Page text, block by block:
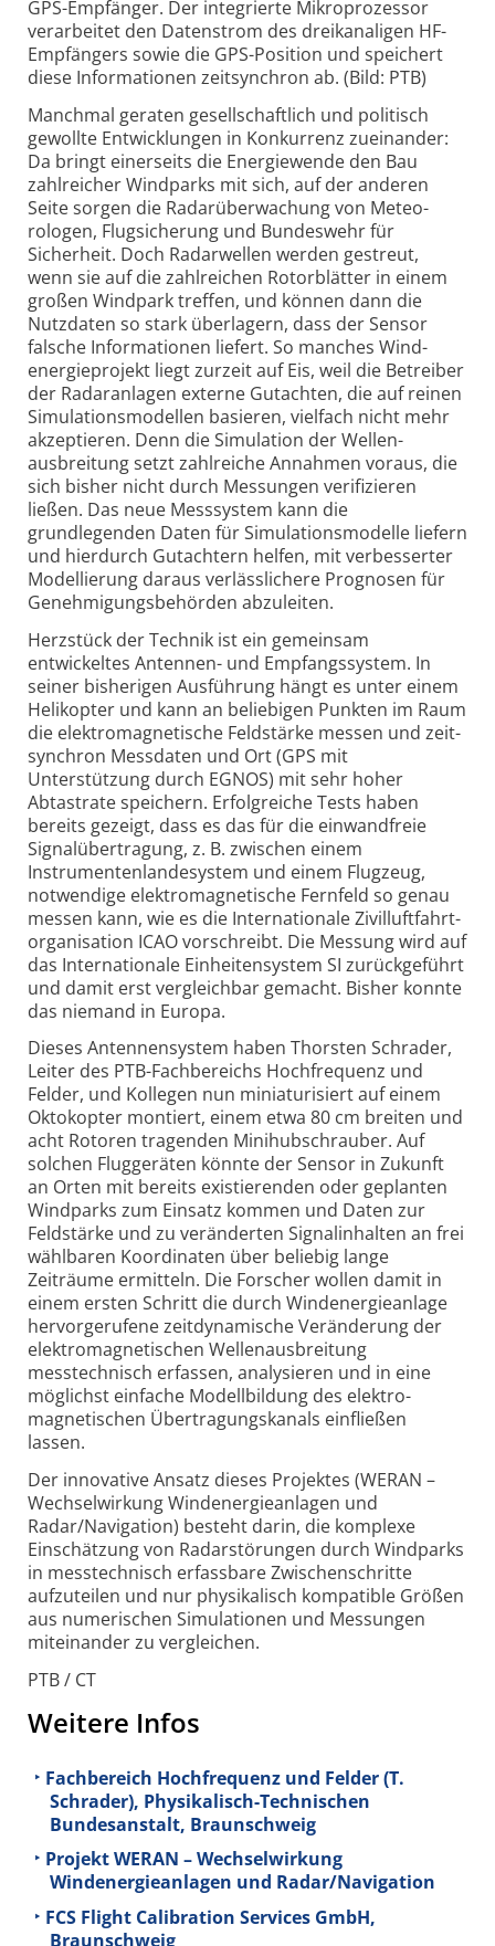
GPS-Empfänger. Der integrierte Mikroprozessor
verarbeitet den Datenstrom des dreikanaligen HF-
Empfängers sowie die GPS-Position und speichert
diese Informationen zeitsynchron ab. (Bild: PTB)
Manchmal geraten gesellschaftlich und politisch
gewollte Entwicklungen in Konkurrenz zueinander:
Da bringt einerseits die Energie­wende den Bau
zahlreicher Windparks mit sich, auf der anderen
Seite sorgen die Radar­überwachung von Meteo­
rologen, Flugsicherung und Bundeswehr für
Sicherheit. Doch Radarwellen werden gestreut,
wenn sie auf die zahlreichen Rotorblätter in einem
großen Windpark treffen, und können dann die
Nutzdaten so stark überlagern, dass der Sensor
falsche Informationen liefert. So manches Wind­
energie­projekt liegt zurzeit auf Eis, weil die Betreiber
der Radar­anlagen externe Gutachten, die auf reinen
Simulations­modellen basieren, vielfach nicht mehr
akzeptieren. Denn die Simulation der Wellen­
ausbreitung setzt zahlreiche Annahmen voraus, die
sich bisher nicht durch Messungen verifizieren
ließen. Das neue Mess­system kann die
grundlegenden Daten für Simulationsmodelle liefern
und hierdurch Gutachtern helfen, mit verbesserter
Modellierung daraus verlässlichere Prognosen für
Genehmigungs­behörden abzuleiten.
Herzstück der Technik ist ein gemeinsam
entwickeltes Antennen- und Empfangssystem. In
seiner bisherigen Ausführung hängt es unter einem
Helikopter und kann an beliebigen Punkten im Raum
die elektro­magnetische Feldstärke messen und zeit­
synchron Messdaten und Ort (GPS mit
Unterstützung durch EGNOS) mit sehr hoher
Abtastrate speichern. Erfolgreiche Tests haben
bereits gezeigt, dass es das für die einwandfreie
Signal­übertragung, z. B. zwischen einem
Instrumenten­landesystem und einem Flugzeug,
notwendige elektro­magnetische Fernfeld so genau
messen kann, wie es die Internationale Zivil­luftfahrt­
organisation ICAO vorschreibt. Die Messung wird auf
das Internationale Einheiten­system SI zurückgeführt
und damit erst vergleichbar gemacht. Bisher konnte
das niemand in Europa.
Dieses Antennen­system haben Thorsten Schrader,
Leiter des PTB-Fachbereichs Hochfrequenz und
Felder, und Kollegen nun miniaturisiert auf einem
Oktokopter montiert, einem etwa 80 cm breiten und
acht Rotoren tragenden Mini­hubschrauber. Auf
solchen Flug­geräten könnte der Sensor in Zukunft
an Orten mit bereits existierenden oder geplanten
Wind­parks zum Einsatz kommen und Daten zur
Feldstärke und zu veränderten Signal­inhalten an frei
wählbaren Koordinaten über beliebig lange
Zeiträume ermitteln. Die Forscher wollen damit in
einem ersten Schritt die durch Wind­energie­anlage
hervorgerufene zeit­dynamische Veränderung der
elektro­magnetischen Wellen­ausbreitung
messtechnisch erfassen, analysieren und in eine
möglichst einfache Modell­bildung des elektro­
magnetischen Übertragungs­kanals einfließen
lassen.
Der innovative Ansatz dieses Projektes (WERAN –
Wechsel­wirkung Wind­energie­anlagen und
Radar/Navigation) besteht darin, die komplexe
Einschätzung von Radar­störungen durch Wind­parks
in messtechnisch erfassbare Zwischen­schritte
aufzuteilen und nur physikalisch kompatible Größen
aus numerischen Simulationen und Messungen
miteinander zu vergleichen.
PTB / CT
Weitere Infos
Fachbereich Hochfrequenz und Felder (T.
Schrader), Physikalisch-Technischen
Bundesanstalt, Braunschweig
Projekt WERAN – Wechselwirkung
Windenergieanlagen und Radar/Navigation
FCS Flight Calibration Services GmbH,
Braunschweig